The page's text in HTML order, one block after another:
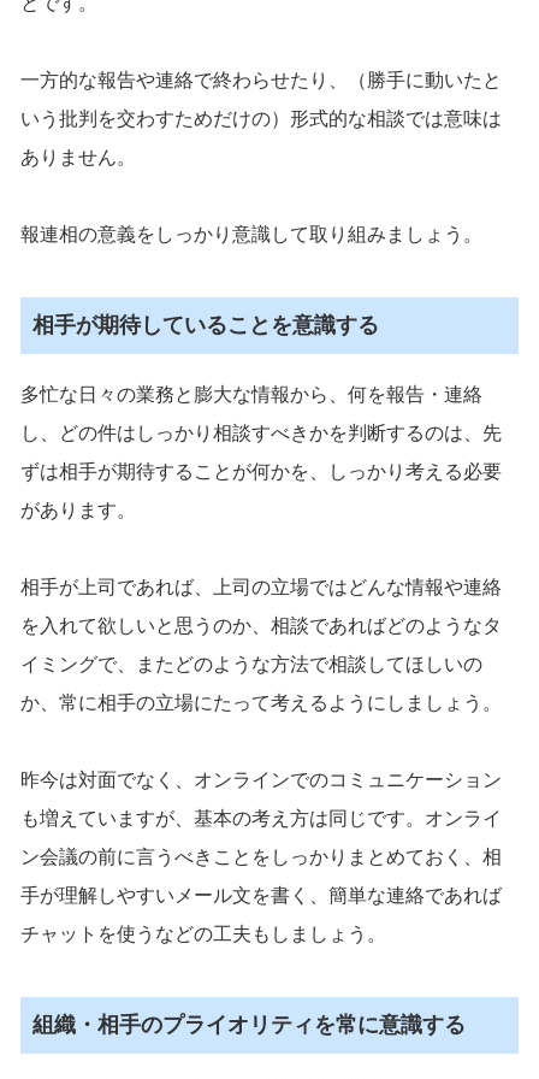
一方的な報告や連絡で終わらせたり、（勝手に動いたと
いう批判を交わすためだけの）形式的な相談では意味は
ありません。
報連相の意義をしっかり意識して取り組みましょう。
相手が期待していることを意識する
多忙な日々の業務と膨大な情報から、何を報告・連絡
し、どの件はしっかり相談すべきかを判断するのは、先
ずは相手が期待することが何かを、しっかり考える必要
があります。
相手が上司であれば、上司の立場ではどんな情報や連絡
を入れて欲しいと思うのか、相談であればどのようなタ
イミングで、またどのような方法で相談してほしいの
か、常に相手の立場にたって考えるようにしましょう。
昨今は対面でなく、オンラインでのコミュニケーション
も増えていますが、基本の考え方は同じです。オンライ
ン会議の前に言うべきことをしっかりまとめておく、相
手が理解しやすいメール文を書く、簡単な連絡であれば
チャットを使うなどの工夫もしましょう。
組織・相手のプライオリティを常に意識する